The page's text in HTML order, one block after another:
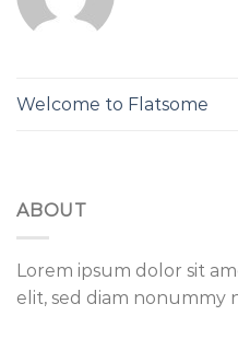
Welcome to Flatsome
ABOUT
Lorem ipsum dolor sit
elit, sed diam nonummy